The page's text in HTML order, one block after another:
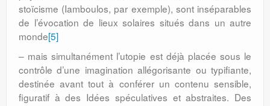
stoïcisme (Iamboulos, par exemple), sont inséparables
de l’évocation de lieux solaires situés dans un autre
monde[5]
– mais simultanément l’utopie est déjà placée sous le
contrôle d’une imagination allégorisante ou typifiante,
destinée avant tout à conférer un contenu sensible,
figuratif à des Idées spéculatives et abstraites. Des